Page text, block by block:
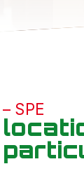
SPE